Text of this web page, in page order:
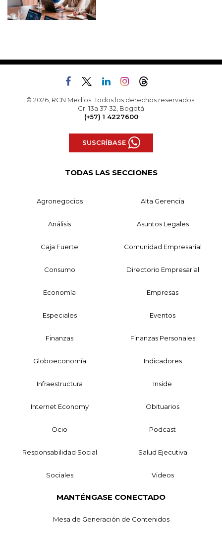
© 2026, RCN Medios. Todos los derechos reservados.
Cr. 13a 37-32, Bogotá
(+57) 1 4227600
SUSCRÍBASE
TODAS LAS SECCIONES
Agronegocios Alta Gerencia
Análisis Asuntos Legales
Caja Fuerte Comunidad Empresarial
Consumo Directorio Empresarial
Economía Empresas
Especiales Eventos
Finanzas Finanzas Personales
Globoeconomía Indicadores
Infraestructura Inside
Internet Economy Obituarios
Ocio Podcast
Responsabilidad Social Salud Ejecutiva
Sociales Videos
MANTÉNGASE CONECTADO
Mesa de Generación de Contenidos